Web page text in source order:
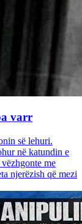
varr
së lehuri.
në katundin e
me
njerëzish që mezi